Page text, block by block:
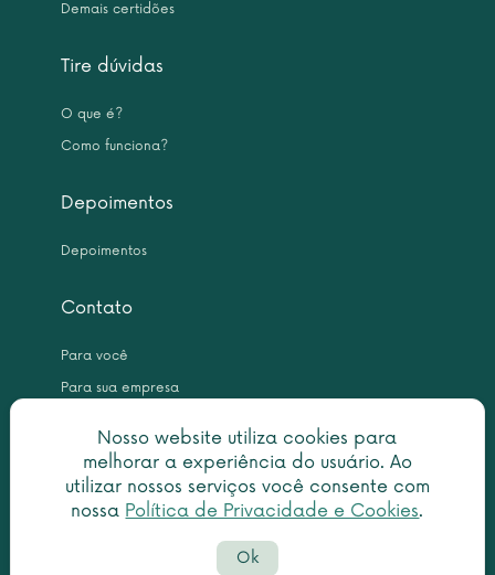
Nosso website utiliza cookies para
melhorar a experiência do usuário. Ao
utilizar nossos serviços você consente com
nossa Política de Privacidade e Cookies.
Ok
Demais certidões
Tire dúvidas
O que é?
Como funciona?
Depoimentos
Depoimentos
Contato
Para você
Para sua empresa
Copyright © 2026 Leme Inteligência Forense 10.999.476/0001-31. All
rights reserved.